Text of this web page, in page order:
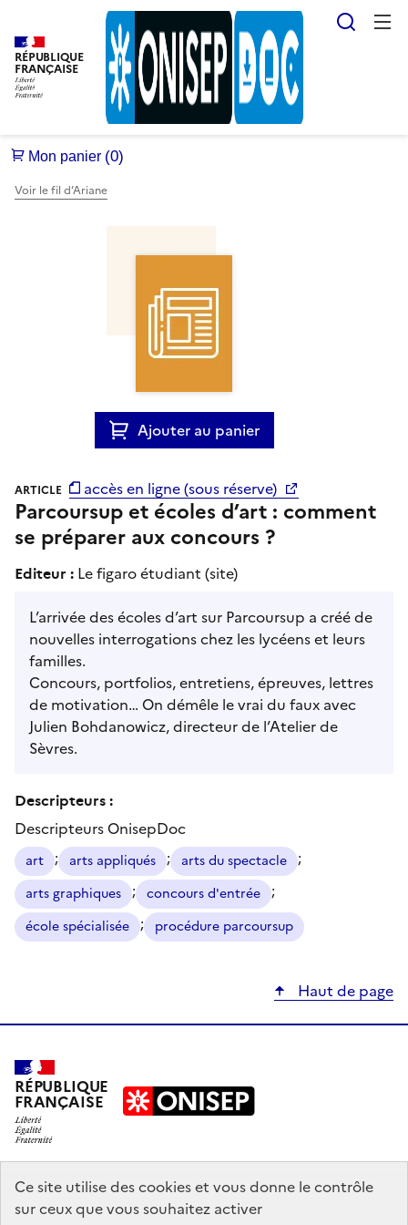
Ce site utilise des cookies et vous donne le contrôle
sur ceux que vous souhaitez activer
RÉPUBLIQUE
FRANÇAISE
Voir le fil d’Ariane
Ajouter au panier
accès en ligne (sous réserve)
ARTICLE
Parcoursup et écoles d’art : comment
se préparer aux concours ?
Editeur : Le figaro étudiant (site)
L’arrivée des écoles d’art sur Parcoursup a créé de
nouvelles interrogations chez les lycéens et leurs
familles.
Concours, portfolios, entretiens, épreuves, lettres
de motivation… On démêle le vrai du faux avec
Julien Bohdanowicz, directeur de l’Atelier de
Sèvres.
Descripteurs :
Descripteurs OnisepDoc
art ; arts appliqués ; arts du spectacle ;
arts graphiques ; concours d'entrée ;
école spécialisée ; procédure parcoursup
Haut de page
RÉPUBLIQUE
FRANÇAISE
education.gouv.fr